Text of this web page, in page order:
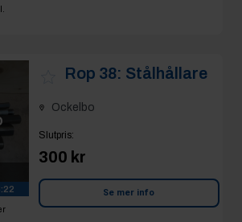
Rop 38: Stålhållare
Ockelbo
Slutpris:
300 kr
Se mer info